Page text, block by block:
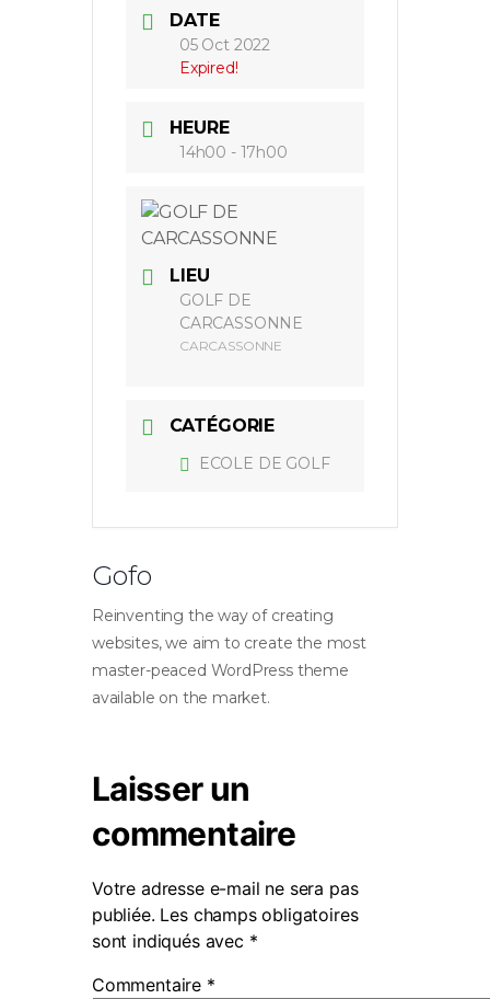
DATE
05 Oct 2022
Expired!
HEURE
14h00 - 17h00
LIEU
GOLF DE
CARCASSONNE
CARCASSONNE
CATÉGORIE
ECOLE DE GOLF
Gofo
Reinventing the way of creating
websites, we aim to create the most
master-peaced WordPress theme
available on the market.
Laisser un
commentaire
Votre adresse e-mail ne sera pas
publiée. Les champs obligatoires
sont indiqués avec *
Commentaire *